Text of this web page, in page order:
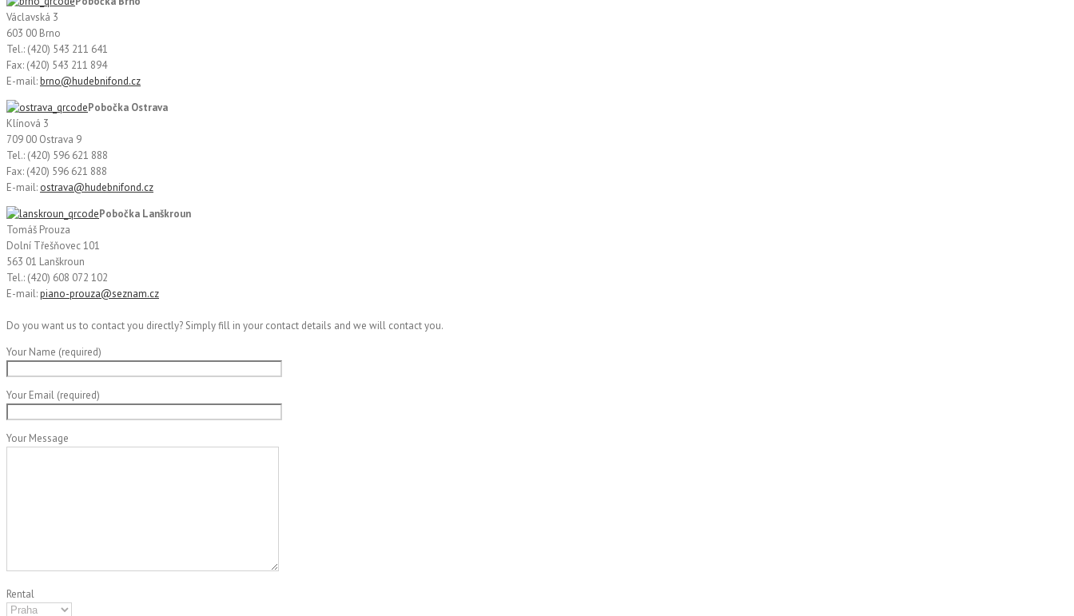
Václavská 3
603 00 Brno
Tel.: (420) 543 211 641
Fax: (420) 543 211 894
E-mail:brno@hudebnifond.cz
Pobočka Ostrava
Klínová 3
709 00 Ostrava 9
Tel.: (420) 596 621 888
Fax: (420) 596 621 888
E-mail: ostrava@hudebnifond.cz
Pobočka Lanškroun
Tomáš Prouza
Dolní Třešňovec 101
563 01 Lanškroun
Tel.: (420) 608 072 102
E-mail:piano-prouza@seznam.cz
Do you want us to contact you directly? Simply fill in your contact details and we will contact you.
Your Name (required)
Your Email (required)
Your Message
Rental